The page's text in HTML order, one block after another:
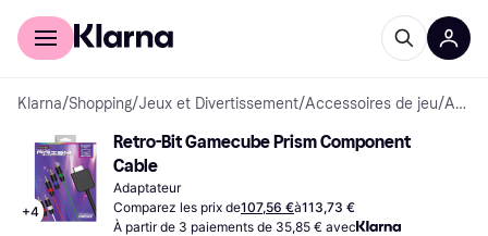
Acheter avec Klarna
Klarna/Shopping/Jeux et Divertissement/Accessoires de jeu/ Adaptateurs
+4
Retro-Bit Gamecube Prism Component
Cable
Adaptateur
Comparez les prix de107,56 €à113,73 €
À partir de 3 paiements de 35,85 € avec